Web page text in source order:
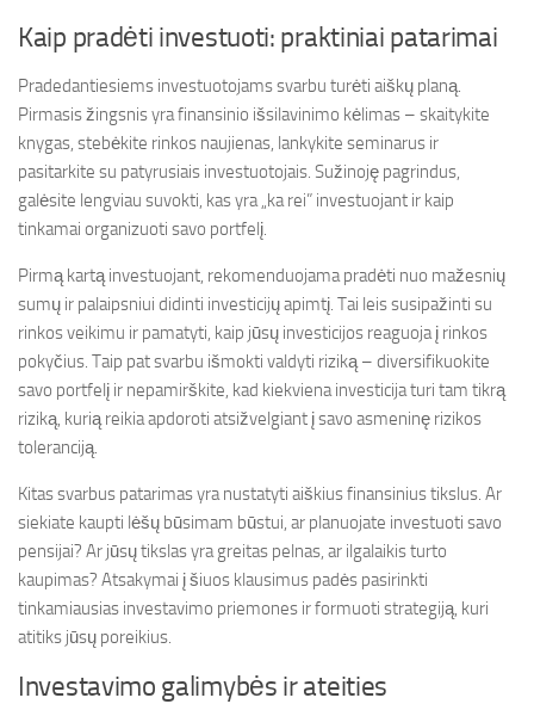
Kaip pradėti investuoti: praktiniai patarimai
Pradedantiesiems investuotojams svarbu turėti aiškų planą.
Pirmasis žingsnis yra finansinio išsilavinimo kėlimas – skaitykite
knygas, stebėkite rinkos naujienas, lankykite seminarus ir
pasitarkite su patyrusiais investuotojais. Sužinoję pagrindus,
galėsite lengviau suvokti, kas yra „ka rei” investuojant ir kaip
tinkamai organizuoti savo portfelį.
Pirmą kartą investuojant, rekomenduojama pradėti nuo mažesnių
sumų ir palaipsniui didinti investicijų apimtį. Tai leis susipažinti su
rinkos veikimu ir pamatyti, kaip jūsų investicijos reaguoja į rinkos
pokyčius. Taip pat svarbu išmokti valdyti riziką – diversifikuokite
savo portfelį ir nepamirškite, kad kiekviena investicija turi tam tikrą
riziką, kurią reikia apdoroti atsižvelgiant į savo asmeninę rizikos
toleranciją.
Kitas svarbus patarimas yra nustatyti aiškius finansinius tikslus. Ar
siekiate kaupti lėšų būsimam būstui, ar planuojate investuoti savo
pensijai? Ar jūsų tikslas yra greitas pelnas, ar ilgalaikis turto
kaupimas? Atsakymai į šiuos klausimus padės pasirinkti
tinkamiausias investavimo priemones ir formuoti strategiją, kuri
atitiks jūsų poreikius.
Investavimo galimybės ir ateities